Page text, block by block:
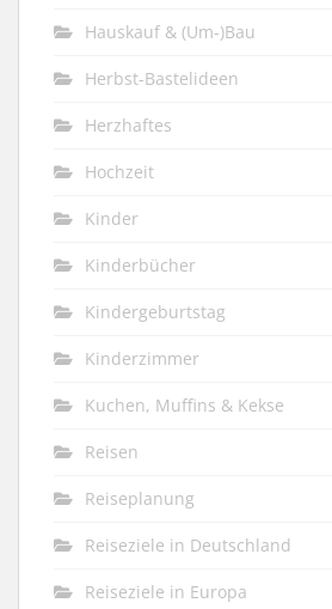
Hauskauf & (Um-)Bau
Herbst-Bastelideen
Herzhaftes
Hochzeit
Kinder
Kinderbücher
Kindergeburtstag
Kinderzimmer
Kuchen, Muffins & Kekse
Reisen
Reiseplanung
Reiseziele in Deutschland
Reiseziele in Europa